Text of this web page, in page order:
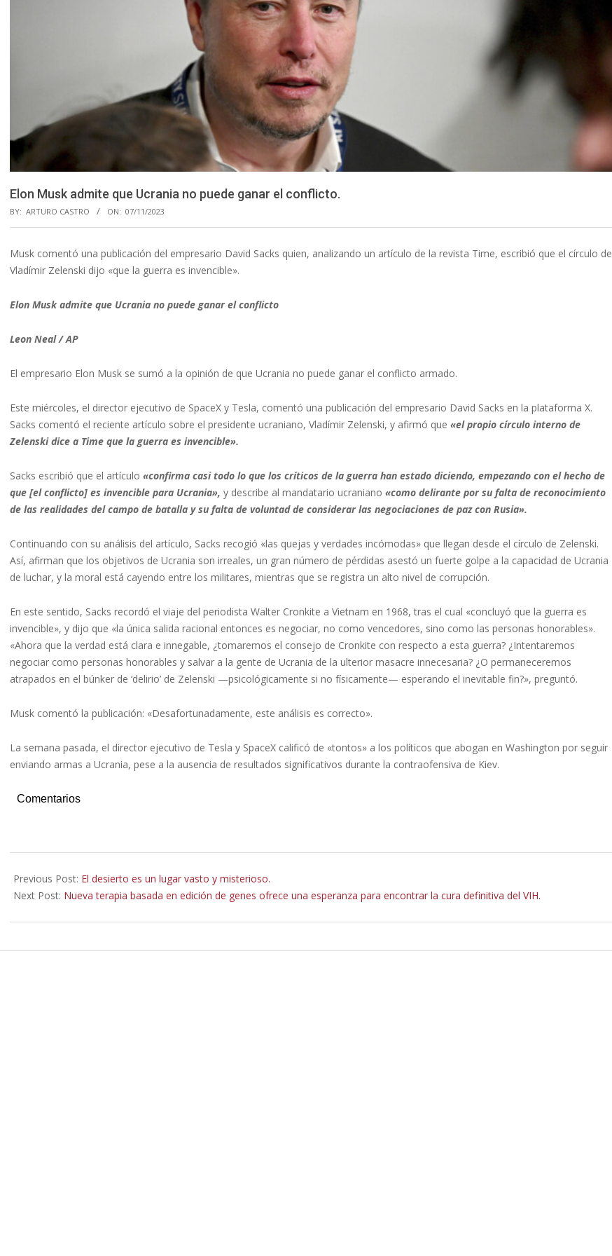
Elon Musk admite que Ucrania no puede ganar el conflicto.
BY: ARTURO CASTRO ON: 07/11/2023
Musk comentó una publicación del empresario David Sacks quien, analizando un artículo de la revista Time, escribió que el círculo de
Vladímir Zelenski dijo «que la guerra es invencible».
Elon Musk admite que Ucrania no puede ganar el conflicto
Leon Neal / AP
El empresario Elon Musk se sumó a la opinión de que Ucrania no puede ganar el conflicto armado.
Este miércoles, el director ejecutivo de SpaceX y Tesla, comentó una publicación del empresario David Sacks en la plataforma X.
Sacks comentó el reciente artículo sobre el presidente ucraniano, Vladímir Zelenski, y afirmó que «el propio círculo interno de
Zelenski dice a Time que la guerra es invencible».
Sacks escribió que el artículo «confirma casi todo lo que los críticos de la guerra han estado diciendo, empezando con el hecho de
que [el conflicto] es invencible para Ucrania», y describe al mandatario ucraniano «como delirante por su falta de reconocimiento
de las realidades del campo de batalla y su falta de voluntad de considerar las negociaciones de paz con Rusia».
Continuando con su análisis del artículo, Sacks recogió «las quejas y verdades incómodas» que llegan desde el círculo de Zelenski.
Así, afirman que los objetivos de Ucrania son irreales, un gran número de pérdidas asestó un fuerte golpe a la capacidad de Ucrania
de luchar, y la moral está cayendo entre los militares, mientras que se registra un alto nivel de corrupción.
En este sentido, Sacks recordó el viaje del periodista Walter Cronkite a Vietnam en 1968, tras el cual «concluyó que la guerra es
invencible», y dijo que «la única salida racional entonces es negociar, no como vencedores, sino como las personas honorables».
«Ahora que la verdad está clara e innegable, ¿tomaremos el consejo de Cronkite con respecto a esta guerra? ¿Intentaremos
negociar como personas honorables y salvar a la gente de Ucrania de la ulterior masacre innecesaria? ¿O permaneceremos
atrapados en el búnker de ‘delirio’ de Zelenski —psicológicamente si no físicamente— esperando el inevitable fin?», preguntó.
Musk comentó la publicación: «Desafortunadamente, este análisis es correcto».
La semana pasada, el director ejecutivo de Tesla y SpaceX calificó de «tontos» a los políticos que abogan en Washington por seguir
enviando armas a Ucrania, pese a la ausencia de resultados significativos durante la contraofensiva de Kiev.
Comentarios
11-
07
Previous Post: El desierto es un lugar vasto y misterioso.
Next Post: Nueva terapia basada en edición de genes ofrece una esperanza para encontrar la cura definitiva del VIH.